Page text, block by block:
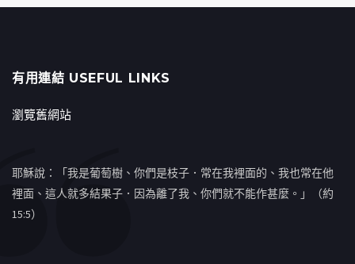
有用連結 USEFUL LINKS
瀏覽舊網站
耶穌說：「我是葡萄樹、你們是枝子．常在我裡面的、我也常在他
裡面、這人就多結果子．因為離了我、你們就不能作甚麼。」（約
15:5）